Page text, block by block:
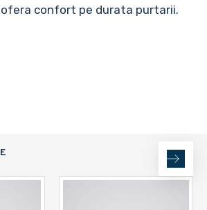
confort pe durata purtarii.